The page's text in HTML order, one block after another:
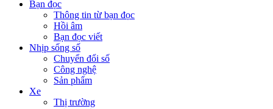
Bạn đọc
Thông tin từ bạn đọc
Hồi âm
Bạn đọc viết
Nhịp sống số
Chuyển đổi số
Công nghệ
Sản phẩm
Xe
Thị trường